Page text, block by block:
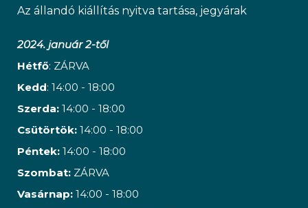
Az állandó kiállítás nyitva tartása, jegyárak
2024. január 2-től
Hétfő: ZÁRVA
Kedd: 14:00 - 18:00
Szerda: 14:00 - 18:00
Csütörtök: 14:00 - 18:00
Péntek: 14:00 - 18:00
Szombat: ZÁRVA
Vasárnap: 14:00 - 18:00